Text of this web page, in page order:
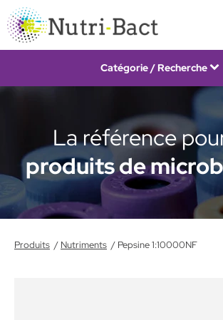
Panneau de gestion des cookies
La référence
produits de
Catégorie / Recherche
Produits Nutriments Pepsine 1:10000NF